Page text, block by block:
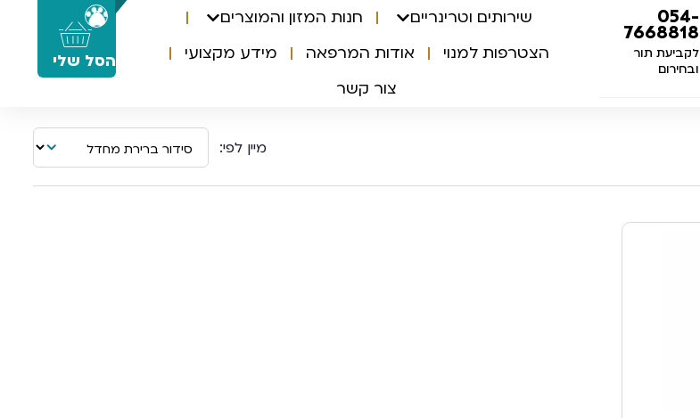
0
הסל שלי
054-
7668818
לקביעת תור
ובחירום
שירותים וטרינריים
חנות המזון והמוצרים
הצטרפות למנוי
אודות המרפאה
מידע מקצועי
צור קשר